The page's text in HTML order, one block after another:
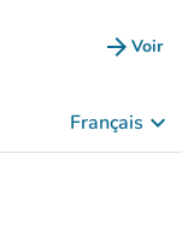
arrow_forward Voir
Français keyboard_arrow_down